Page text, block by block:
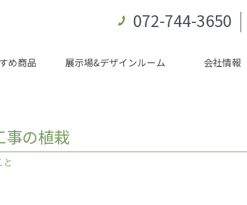
072-744-3650
め商品 展示場&デザインルーム 会社情報
事の植栽
と